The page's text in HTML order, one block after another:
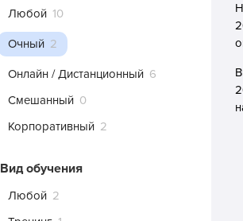
Любой 10
Очный 2
Онлайн / Дистанционный 6
Смешанный 0
Корпоративный 2
Вид обучения
Любой 2